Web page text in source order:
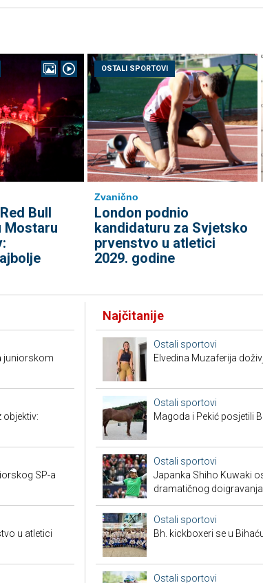
Bull
Mostaru
OSTALI SPORTOVI
Zvanično
London podnio
kandidaturu za Svjetsko
prvenstvo u atletici
2029. godine
juniorskom
objektiv:
SP-a
u atletici
Najčitanije
Ostali sportovi
Elvedina Muzaferija
Ostali sportovi
Magoda i Pekić posjetili
Ostali sportovi
Japanka Shiho Kuwaki
dramatičnog doigravanja
Ostali sportovi
Bh. kickboxeri se u
Ostali sportovi